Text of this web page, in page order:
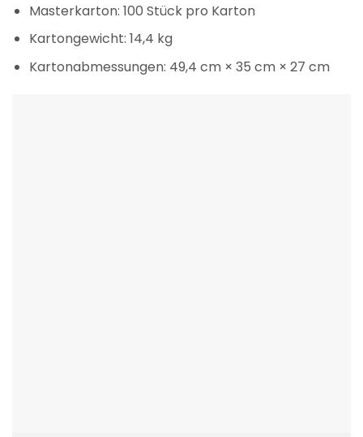
Masterkarton: 100 Stück pro Karton
Kartongewicht: 14,4 kg
Kartonabmessungen: 49,4 cm × 35 cm × 27 cm